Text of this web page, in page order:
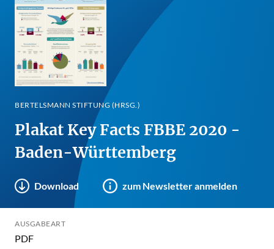
BERTELSMANN STIFTUNG (HRSG.)
Plakat Key Facts FBBE 2020 -
Baden-Württemberg
Download zum Newsletter anmelden
AUSGABEART
PDF